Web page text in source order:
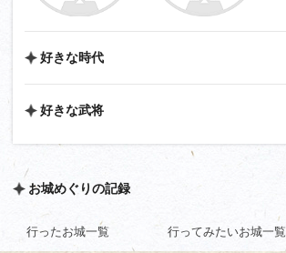
好きな時代
好きな武将
お城めぐりの記録
行ったお城一覧 行ってみたいお城一覧